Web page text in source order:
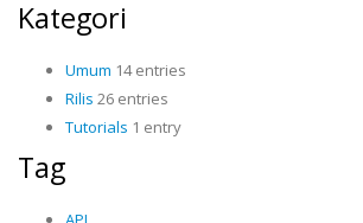
Kategori
Umum 14 entries
Rilis 26 entries
Tutorials 1 entry
Tag